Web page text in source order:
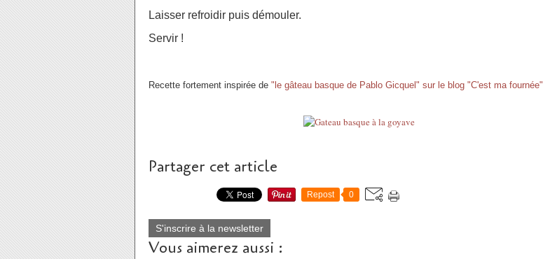
Laisser refroidir puis démouler.
Servir !
Recette fortement inspirée de "le gâteau basque de Pablo Gicquel" sur le blog "C'est ma fournée"
Partager cet article
Repost 0
S'inscrire à la newsletter
Vous aimerez aussi :